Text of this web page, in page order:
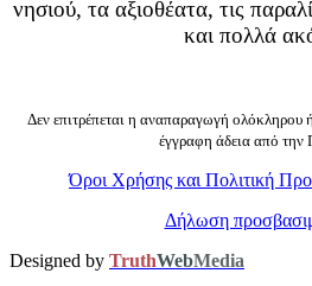
νησιού, τα αξιοθέατα, τις
και πολλά
Δεν επιτρέπεται η αναπαραγωγή ολόκληρου
έγγραφη άδεια από την
Όροι Χρήσης και Πολιτική
Δήλωση
Designed by TruthWebMedia